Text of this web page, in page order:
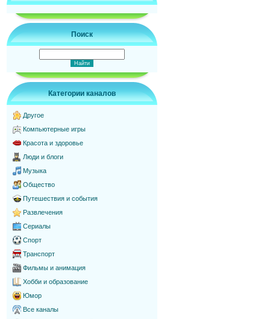
Поиск
Категории каналов
Другое
Компьютерные игры
Красота и здоровье
Люди и блоги
Музыка
Общество
Путешествия и события
Развлечения
Сериалы
Спорт
Транспорт
Фильмы и анимация
Хобби и образование
Юмор
Все каналы